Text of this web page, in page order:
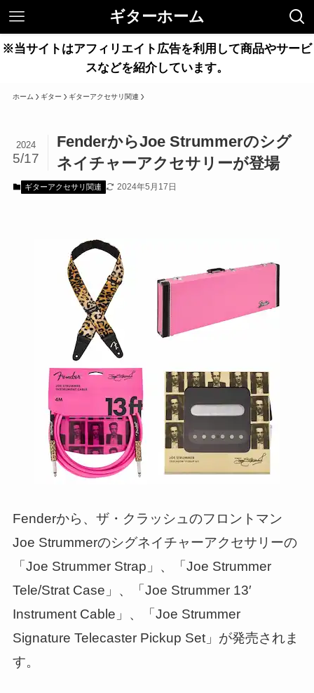
ギターホーム
※当サイトはアフィリエイト広告を利用して商品やサービ
スなどを紹介しています。
ホーム ギター ギターアクセサリ関連
FenderからJoe Strummerのシグ
ネイチャーアクセサリーが登場
2024
5/17
ギターアクセサリ関連 2024年5月17日
Fenderから、ザ・クラッシュのフロントマン
Joe Strummerのシグネイチャーアクセサリーの
「Joe Strummer Strap」、「Joe Strummer
Tele/Strat Case」、「Joe Strummer 13′
Instrument Cable」、「Joe Strummer
Signature Telecaster Pickup Set」が発売されま
す。